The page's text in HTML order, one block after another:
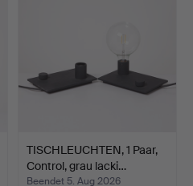
TISCHLEUCHTEN, 1 Paar,
Control, grau lacki…
Beendet 5. Aug 2026